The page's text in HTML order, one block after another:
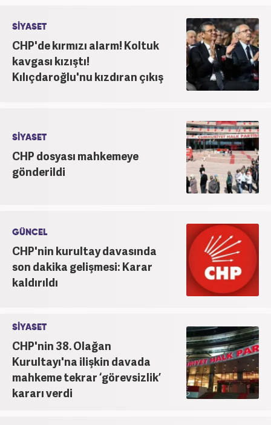
SİYASET
CHP'de kırmızı alarm! Koltuk
kavgası kızıştı!
Kılıçdaroğlu'nu kızdıran çıkış
SİYASET
CHP dosyası mahkemeye
gönderildi
GÜNCEL
CHP'nin kurultay davasında
son dakika gelişmesi: Karar
kaldırıldı
SİYASET
CHP'nin 38. Olağan
Kurultayı'na ilişkin davada
mahkeme tekrar ‘görevsizlik’
kararı verdi